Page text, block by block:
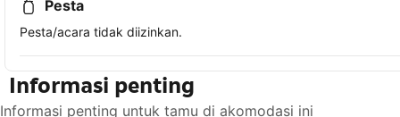
Pesta
Pesta/acara tidak diizinkan.
Informasi penting
Informasi penting untuk tamu di akomodasi ini